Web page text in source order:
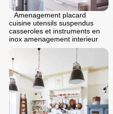
Amenagement placard
cuisine utensils suspendus
casseroles et instruments en
inox amenagement interieur